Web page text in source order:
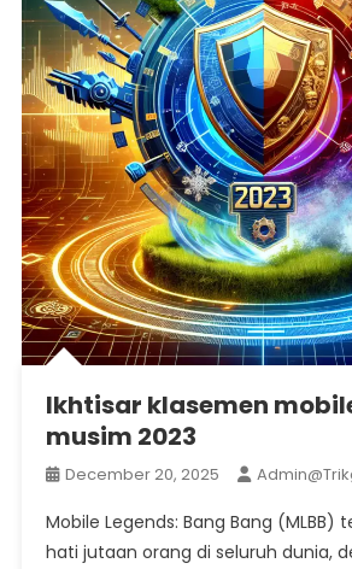
Ikhtisar klasemen
musim 2023
December 20, 2025
Mobile Legends: Bang Bang (MLBB)
hati jutaan orang di seluruh dunia,